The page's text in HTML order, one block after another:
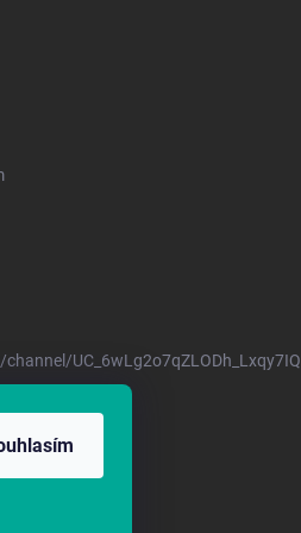
UC_6wLg2o7qZLODh_Lxqy7IQ